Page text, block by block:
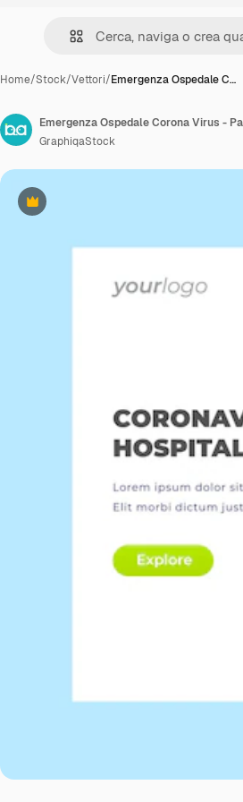
Home/Stock/Vettori/Emergenza Ospedale C…
Premium
Emergenza Ospedale Corona Virus -
GraphiqaStock